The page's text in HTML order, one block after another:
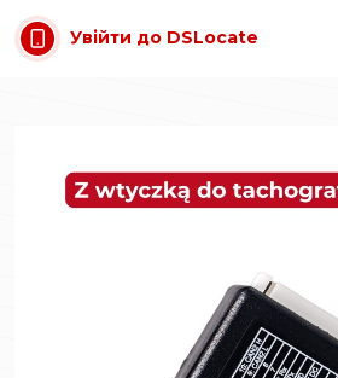
Перейти до основного вмісту
Увійти до DSLocate